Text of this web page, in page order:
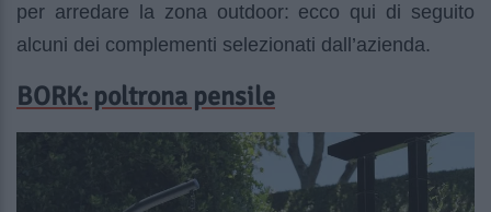
per arredare la zona outdoor: ecco qui di seguito
alcuni dei complementi selezionati dall’azienda.
BORK: poltrona pensile